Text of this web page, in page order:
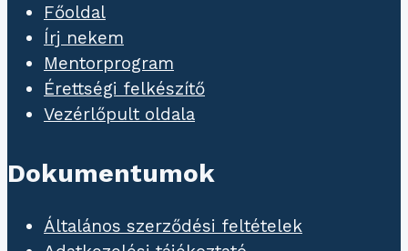
Főoldal
Írj nekem
Mentorprogram
Érettségi felkészítő
Vezérlőpult oldala
Dokumentumok
Általános szerződési feltételek